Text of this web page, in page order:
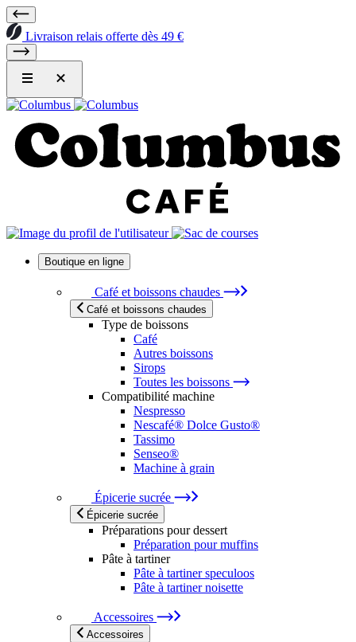
Livraison relais offerte dès 49 €
Boutique en ligne
Café et boissons chaudes
Café et boissons chaudes
Type de boissons
Café
Autres boissons
Sirops
Toutes les boissons
Compatibilité machine
Nespresso
Nescafé® Dolce Gusto®
Tassimo
Senseo®
Machine à grain
Épicerie sucrée
Épicerie sucrée
Préparations pour dessert
Préparation pour muffins
Pâte à tartiner
Pâte à tartiner speculoos
Pâte à tartiner noisette
Accessoires
Accessoires